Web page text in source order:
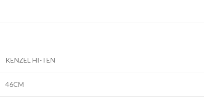
KENZEL HI-TEN
46CM